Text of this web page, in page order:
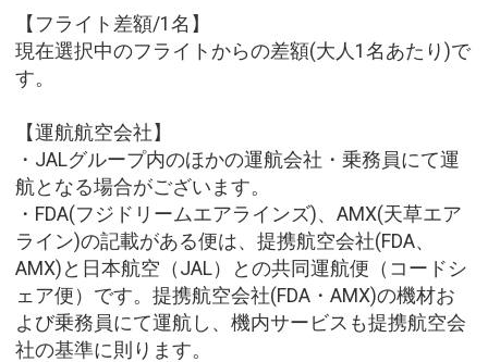
【フライト差額/1名】
現在選択中のフライトからの差額(大人1名あたり)で
す。
【運航航空会社】
・JALグループ内のほかの運航会社・乗務員にて運
航となる場合がございます。
・FDA(フジドリームエアラインズ)、AMX(天草エア
ライン)の記載がある便は、提携航空会社(FDA、
AMX)と日本航空（JAL）との共同運航便（コードシ
ェア便）です。提携航空会社(FDA・AMX)の機材お
よび乗務員にて運航し、機内サービスも提携航空会
社の基準に則ります。